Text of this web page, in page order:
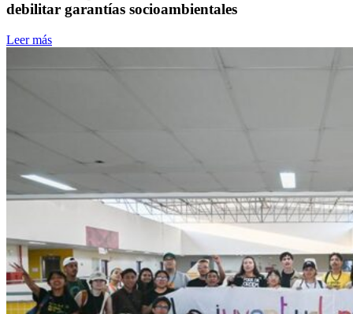
debilitar garantías socioambientales
Leer más